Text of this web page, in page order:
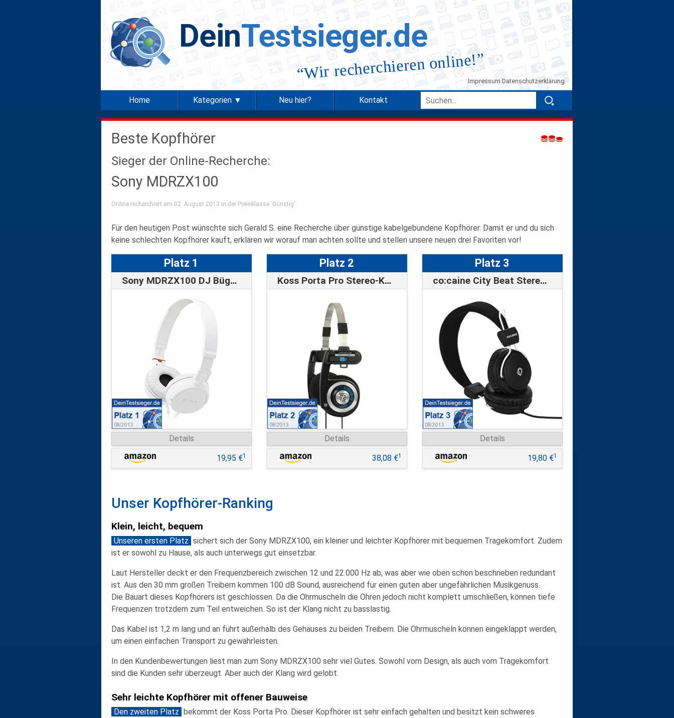
DeinTestsieger.de
“Wir recherchieren online!”
Datenschutzerklärung
Impressum
Home Kategorien ▼ Neu hier? Kontakt
Beste Kopfhörer
Sieger der Online-Recherche:
Sony MDRZX100
Online recherchiert am 02. August 2013 in der Preisklasse 'Günstig'.
Für den heutigen Post wünschte sich Gerald S. eine Recherche über günstige kabelgebundene Kopfhörer. Damit er und du sich
keine schlechten Kopfhörer kauft, erklären wir worauf man achten sollte und stellen unsere neuen drei Favoriten vor!
Platz 1
Sony MDRZX100 DJ Bügelkopfhörer weiß
Details
19,95 €1
Platz 2
Koss Porta Pro Stereo-Kopfhörer
Details
38,08 €1
Platz 3
co:caine City Beat Stereo-Kopfhörer (3,…
Details
19,80 €1
Unser Kopfhörer-Ranking
Klein, leicht, bequem
Unseren ersten Platz sichert sich der Sony MDRZX100, ein kleiner und leichter Kopfhörer mit bequemen Tragekomfort. Zudem
ist er sowohl zu Hause, als auch unterwegs gut einsetzbar.
Laut Hersteller deckt er den Frequenzbereich zwischen 12 und 22.000 Hz ab, was aber wie oben schon beschrieben redundant
ist. Aus den 30 mm großen Treibern kommen 100 dB Sound, ausreichend für einen guten aber ungefährlichen Musikgenuss.
Die Bauart dieses Kopfhörers ist geschlossen. Da die Ohrmuscheln die Ohren jedoch nicht komplett umschließen, können tiefe
Frequenzen trotzdem zum Teil entweichen. So ist der Klang nicht zu basslastig.
Das Kabel ist 1,2 m lang und an führt außerhalb des Gehäuses zu beiden Treibern. Die Ohrmuscheln können eingeklappt werden,
um einen einfachen Transport zu gewährleisten.
In den Kundenbewertungen liest man zum Sony MDRZX100 sehr viel Gutes. Sowohl vom Design, als auch vom Tragekomfort
sind die Kunden sehr überzeugt. Aber auch der Klang wird gelobt.
Sehr leichte Kopfhörer mit offener Bauweise
Den zweiten Platz bekommt der Koss Porta Pro. Dieser Kopfhörer ist sehr einfach gehalten und besitzt kein schweres